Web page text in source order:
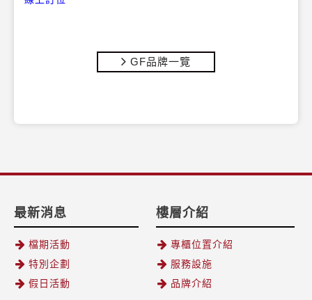
GF品牌一覽
最新消息
檔期活動
特別企劃
假日活動
樓層介紹
專櫃位置介紹
服務設施
品牌介紹